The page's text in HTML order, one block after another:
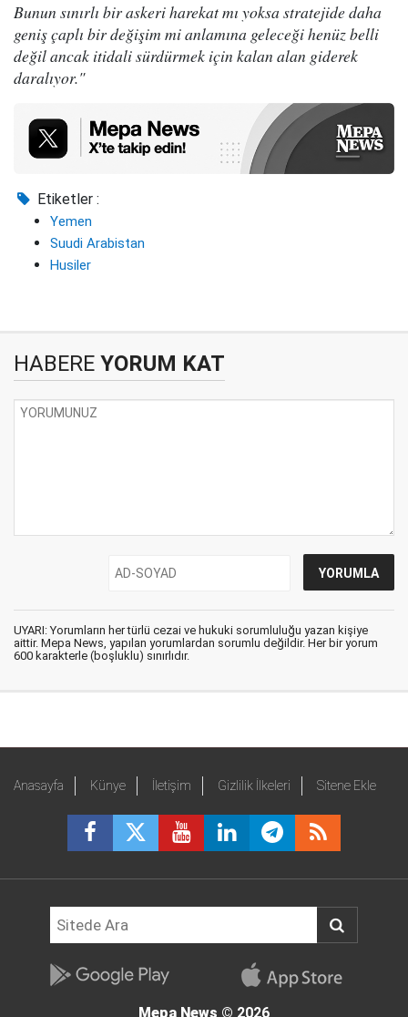
Bunun sınırlı bir askeri harekat mı yoksa stratejide daha
geniş çaplı bir değişim mi anlamına geleceği henüz belli
değil ancak itidali sürdürmek için kalan alan giderek
daralıyor."
Etiketler :
Yemen
Suudi Arabistan
Husiler
HABERE YORUM KAT
UYARI: Yorumların her türlü cezai ve hukuki sorumluluğu yazan kişiye
aittir. Mepa News, yapılan yorumlardan sorumlu değildir. Her bir yorum
600 karakterle (boşluklu) sınırlıdır.
Anasayfa Künye İletişim Gizlilik İlkeleri Sitene Ekle
Mepa News © 2026